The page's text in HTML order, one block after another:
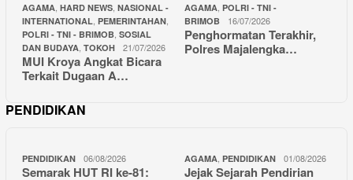
AGAMA HARD NEWS NASIONAL -
INTERNATIONAL PEMERINTAHAN
POLRI - TNI - BRIMOB SOSIAL
DAN BUDAYA TOKOH 21/07/2026
MUI Kroya Angkat Bicara
Terkait Dugaan A…
AGAMA POLRI - TNI -
BRIMOB
16/07/2026
Penghormatan Terakhir,
Polres Majalengka…
PENDIDIKAN
PENDIDIKAN 06/08/2026
Semarak HUT RI ke-81:
AGAMA PENDIDIKAN 01/08/2026
Jejak Sejarah Pendirian